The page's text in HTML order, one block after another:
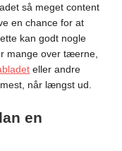
så meget content
en chance for at
kan godt nogle
mange over tæerne,
eller andre
når længst ud.
en